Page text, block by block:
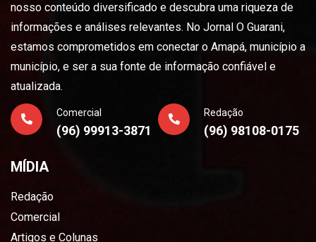
nosso conteúdo diversificado e descubra uma riqueza de
informações e análises relevantes. No Jornal O Guarani,
estamos comprometidos em conectar o Amapá, município a
município, e ser a sua fonte de informação confiável e
atualizada.
Comercial
(96) 99913-3871
Redação
(96) 98108-0175
MÍDIA
Redação
Comercial
Artigos e Colunas